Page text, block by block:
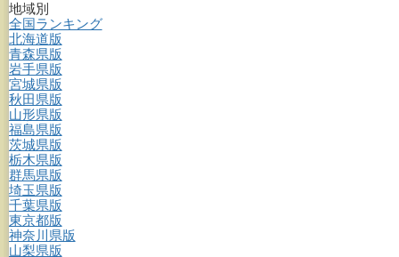
地域別
全国ランキング
北海道版
青森県版
岩手県版
宮城県版
秋田県版
山形県版
福島県版
茨城県版
栃木県版
群馬県版
埼玉県版
千葉県版
東京都版
神奈川県版
山梨県版